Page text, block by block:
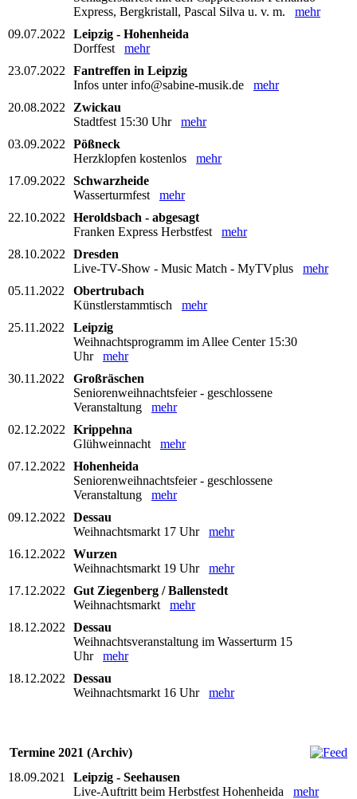
Express, Bergkristall, Pascal Silva u. v. m. mehr
09.07.2022
Leipzig - Hohenheida
Dorffest mehr
23.07.2022
Fantreffen in Leipzig
Infos unter info@sabine-musik.de mehr
20.08.2022
Zwickau
Stadtfest 15:30 Uhr mehr
03.09.2022
Pößneck
Herzklopfen kostenlos mehr
17.09.2022
Schwarzheide
Wasserturmfest mehr
22.10.2022
Heroldsbach - abgesagt
Franken Express Herbstfest mehr
28.10.2022
Dresden
Live-TV-Show - Music Match - MyTVplus mehr
05.11.2022
Obertrubach
Künstlerstammtisch mehr
25.11.2022
Leipzig
Weihnachtsprogramm im Allee Center 15:30
Uhr mehr
30.11.2022
Großräschen
Seniorenweihnachtsfeier - geschlossene
Veranstaltung mehr
02.12.2022
Krippehna
Glühweinnacht mehr
07.12.2022
Hohenheida
Seniorenweihnachtsfeier - geschlossene
Veranstaltung mehr
09.12.2022
Dessau
Weihnachtsmarkt 17 Uhr mehr
16.12.2022
Wurzen
Weihnachtsmarkt 19 Uhr mehr
17.12.2022
Gut Ziegenberg / Ballenstedt
Weihnachtsmarkt mehr
18.12.2022
Dessau
Weihnachtsveranstaltung im Wasserturm 15
Uhr mehr
18.12.2022
Dessau
Weihnachtsmarkt 16 Uhr mehr
Termine 2021 (Archiv)
18.09.2021
Leipzig - Seehausen
Live-Auftritt beim Herbstfest Hohenheida mehr